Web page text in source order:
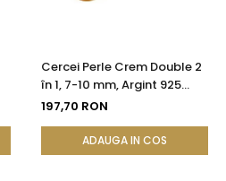
Cercei Perle Crem Double 2
în 1, 7-10 mm, Argint 925
Placat cu Platină |
197,70 RON
ADAUGA IN COS